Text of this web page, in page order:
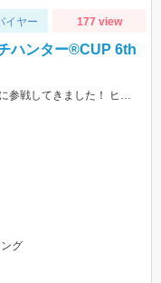
イヤー 177 view
ハンター®︎CUP 6th
伊勢湾マリーナで開催のマゴチハンターカップに参戦してきました！ ヒットルアーはイージーラボ、水波、DUOジャンゴ、ドライブSSギルなど。
グ